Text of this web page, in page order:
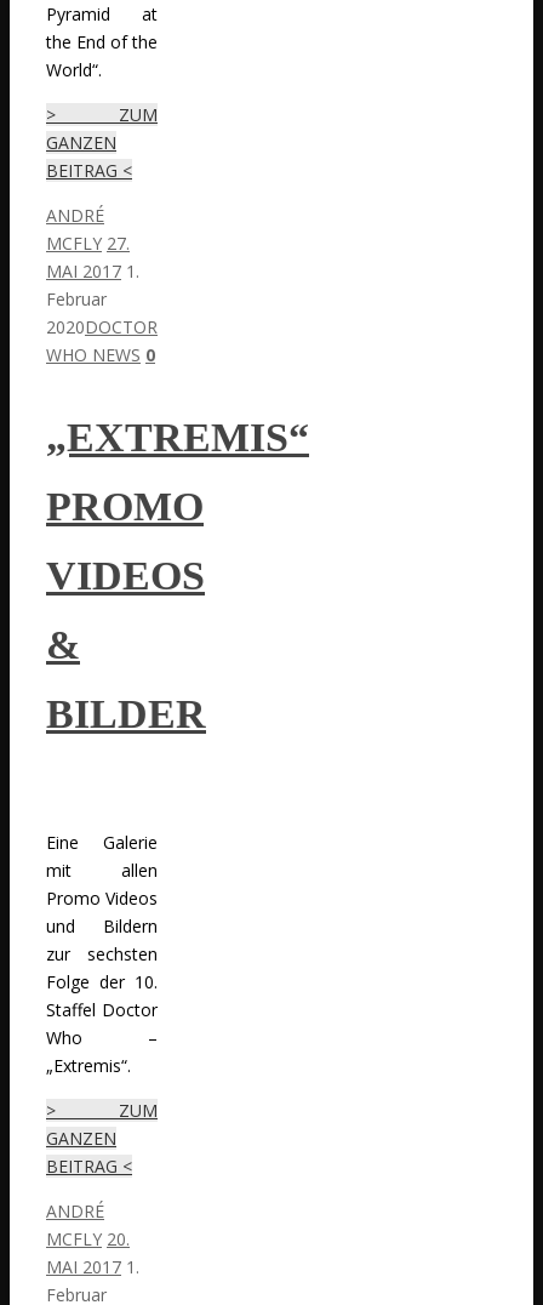
Pyramid at
the End of the
World“.
> ZUM
GANZEN
BEITRAG <
ANDRÉ
MCFLY 27.
MAI 2017 1.
Februar
2020DOCTOR
WHO NEWS 0
„EXTREMIS“
PROMO
VIDEOS
&
BILDER
Eine Galerie
mit allen
Promo Videos
und Bildern
zur sechsten
Folge der 10.
Staffel Doctor
Who –
„Extremis“.
> ZUM
GANZEN
BEITRAG <
ANDRÉ
MCFLY 20.
MAI 2017 1.
Februar